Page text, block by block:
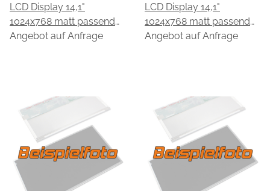
LCD Display 14,1"
1024x768 matt passend
für CPT CLAA141XF01
Angebot auf Anfrage
LCD Display 14,1"
1024x768 matt passend
für CPT CLAA141XG01
Angebot auf Anfrage